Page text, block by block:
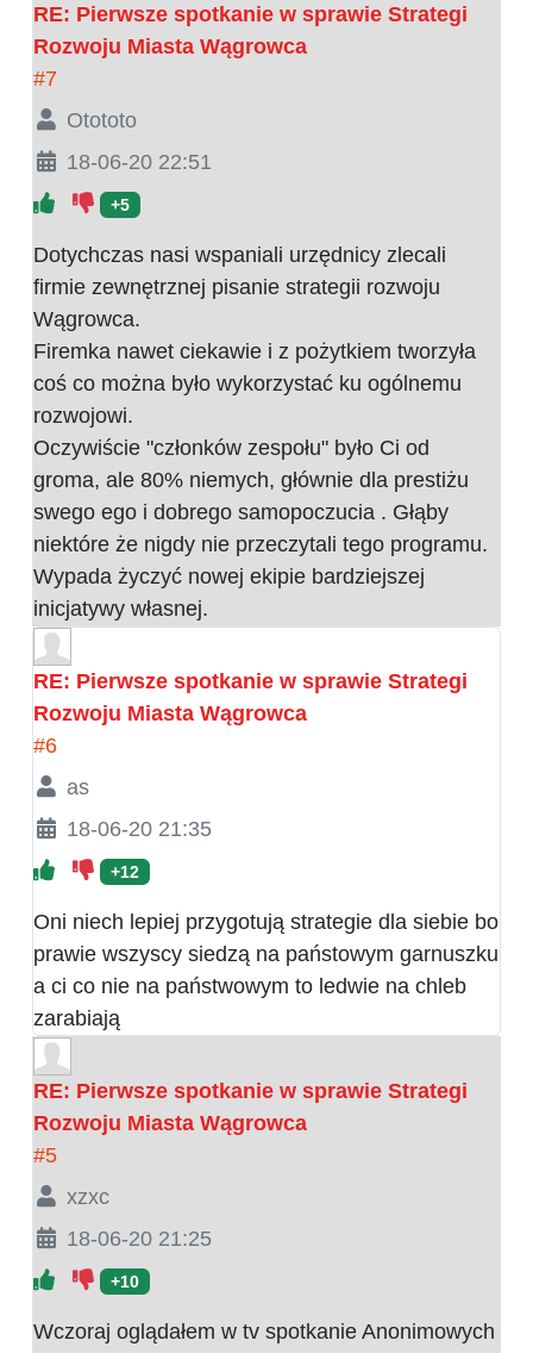
RE: Pierwsze spotkanie w sprawie Strategi
Rozwoju Miasta Wągrowca
#7
Otototo
18-06-20 22:51
+5
Dotychczas nasi wspaniali urzędnicy zlecali
firmie zewnętrznej pisanie strategii rozwoju
Wągrowca.
Firemka nawet ciekawie i z pożytkiem tworzyła
coś co można było wykorzystać ku ogólnemu
rozwojowi.
Oczywiście "członków zespołu" było Ci od
groma, ale 80% niemych, głównie dla prestiżu
swego ego i dobrego samopoczucia . Głąby
niektóre że nigdy nie przeczytali tego programu.
Wypada życzyć nowej ekipie bardziejszej
inicjatywy własnej.
RE: Pierwsze spotkanie w sprawie Strategi
Rozwoju Miasta Wągrowca
#6
as
18-06-20 21:35
+12
Oni niech lepiej przygotują strategie dla siebie bo
prawie wszyscy siedzą na państowym garnuszku
a ci co nie na państwowym to ledwie na chleb
zarabiają
RE: Pierwsze spotkanie w sprawie Strategi
Rozwoju Miasta Wągrowca
#5
xzxc
18-06-20 21:25
+10
Wczoraj oglądałem w tv spotkanie Anonimowych